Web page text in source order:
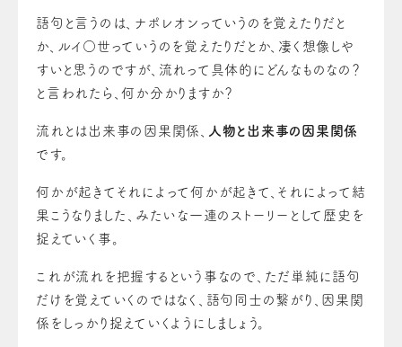
語句と言うのは、ナポレオンっていうのを覚えたりだと
か、ルイ○世っていうのを覚えたりだとか、凄く想像しや
すいと思うのですが、流れって具体的にどんなものなの？
と言われたら、何か分かりますか？
流れとは出来事の因果関係、
人物と出来事の因果関係
です。
何かが起きてそれによって何かが起きて、それによって結
果こうなりました、みたいな一連のストーリーとして歴史を
捉えていく事。
これが流れを把握するという事なので、ただ単純に語句
だけを覚えていくのではなく、語句同士の繋がり、因果関
係をしっかり捉えていくようにしましょう。